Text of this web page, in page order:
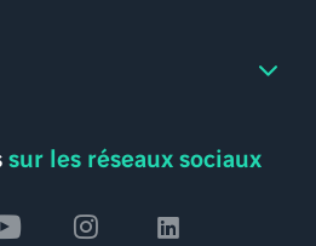
sur les réseaux sociaux